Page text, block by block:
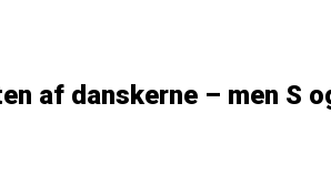
af danskerne – men S